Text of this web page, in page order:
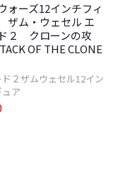
ォーズ12インチフィ
ム・ウェセル エ
２ クローンの攻
OF THE CLONE
２ザムウェセル12イン
ア